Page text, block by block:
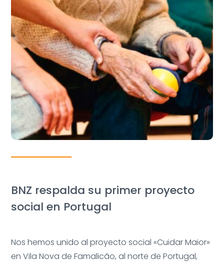
BNZ respalda su primer proyecto
social en Portugal
Nos hemos unido al proyecto social «Cuidar Maior»
en Vila Nova de Famalicão, al norte de Portugal,